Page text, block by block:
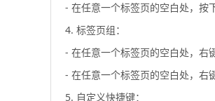
- 在任意一个标签页的空白处，按
4. 标签页组：
- 在任意一个标签页的空白处，右
- 在任意一个标签页的空白处，右
5. 自定义快捷键：